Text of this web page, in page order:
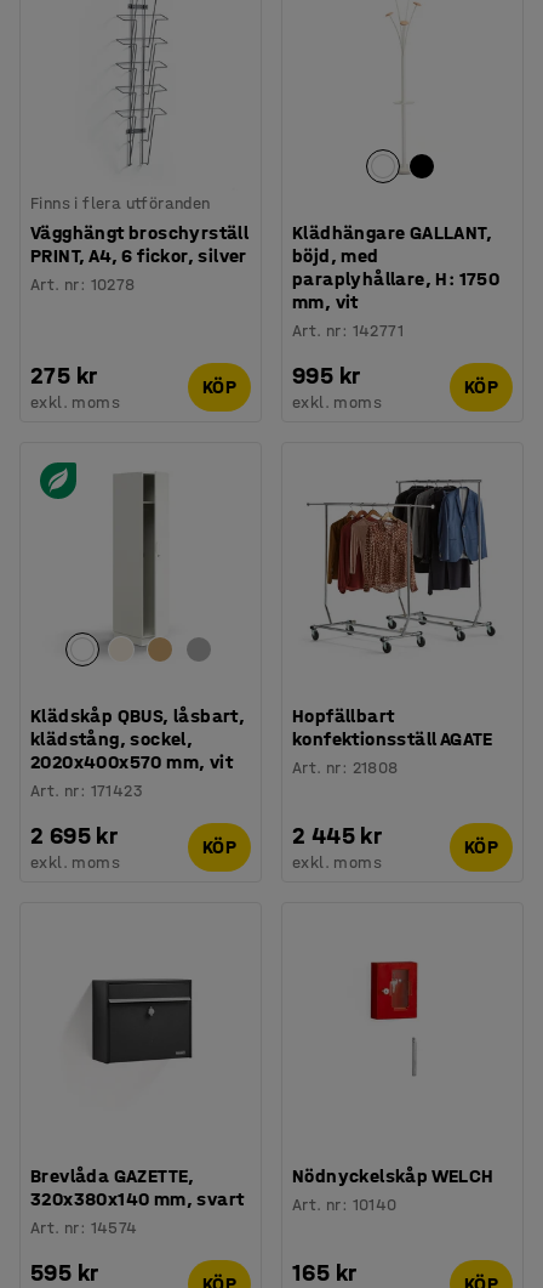
Finns i flera utföranden
Vägghängt broschyrställ
PRINT, A4, 6 fickor, silver
Art. nr: 10278
275 kr
exkl. moms
KÖP
Klädhängare GALLANT,
böjd, med
paraplyhållare, H: 1750
mm, vit
Art. nr: 142771
995 kr
exkl. moms
KÖP
Klädskåp QBUS, låsbart,
klädstång, sockel,
2020x400x570 mm, vit
Art. nr: 171423
2 695 kr
exkl. moms
KÖP
Hopfällbart
konfektionsställ AGATE
Art. nr: 21808
2 445 kr
exkl. moms
KÖP
Brevlåda GAZETTE,
320x380x140 mm, svart
Art. nr: 14574
595 kr
Nödnyckelskåp WELCH
Art. nr: 10140
165 kr